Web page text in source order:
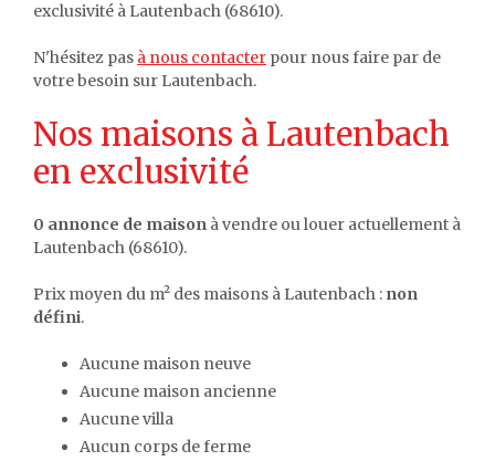
exclusivité à Lautenbach (68610).
N'hésitez pas à nous contacter pour nous faire par de
votre besoin sur Lautenbach.
Nos maisons à Lautenbach
en exclusivité
0 annonce de maison à vendre ou louer actuellement à
Lautenbach (68610).
Prix moyen du m² des maisons à Lautenbach : non
défini.
Aucune maison neuve
Aucune maison ancienne
Aucune villa
Aucun corps de ferme